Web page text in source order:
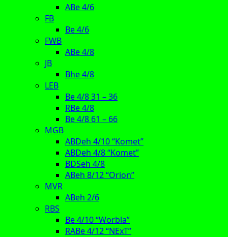
ABe 4/6
FB
Be 4/6
FWB
ABe 4/8
JB
Bhe 4/8
LEB
Be 4/8 31 – 36
RBe 4/8
Be 4/8 61 – 66
MGB
ABDeh 4/10 “Komet”
ABDeh 4/8 “Komet”
BDSeh 4/8
ABeh 8/12 “Orion”
MVR
ABeh 2/6
RBS
Be 4/10 “Worbla”
RABe 4/12 “NExT”